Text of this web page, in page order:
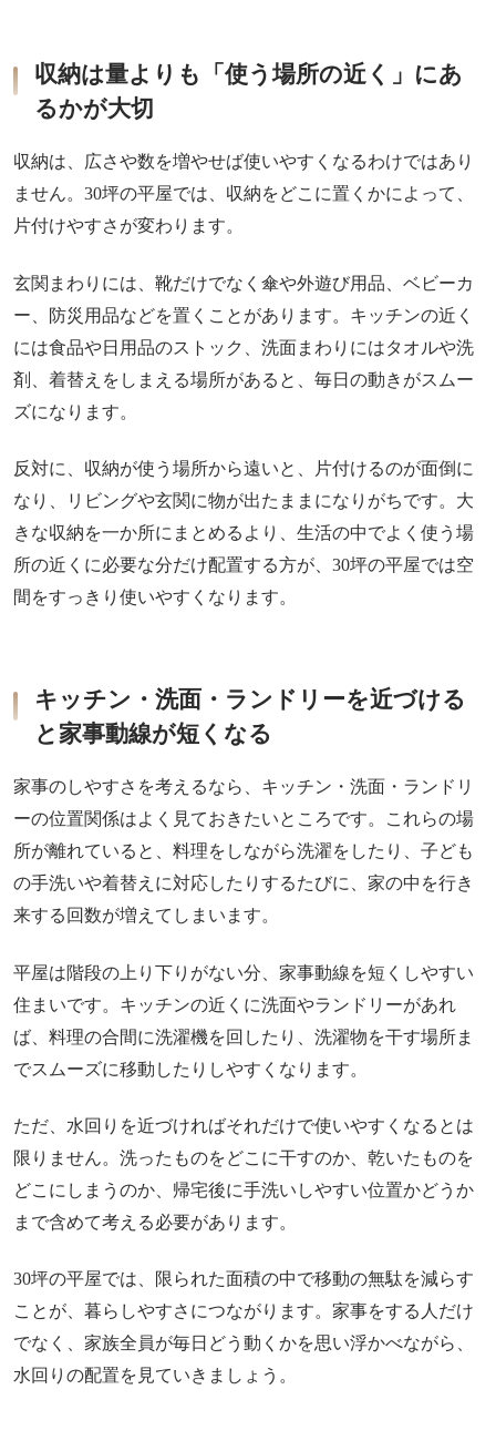
収納は量よりも「使う場所の近く」にあ
るかが大切
収納は、広さや数を増やせば使いやすくなるわけではあり
ません。30坪の平屋では、収納をどこに置くかによって、
片付けやすさが変わります。
玄関まわりには、靴だけでなく傘や外遊び用品、ベビーカ
ー、防災用品などを置くことがあります。キッチンの近く
には食品や日用品のストック、洗面まわりにはタオルや洗
剤、着替えをしまえる場所があると、毎日の動きがスムー
ズになります。
反対に、収納が使う場所から遠いと、片付けるのが面倒に
なり、リビングや玄関に物が出たままになりがちです。大
きな収納を一か所にまとめるより、生活の中でよく使う場
所の近くに必要な分だけ配置する方が、30坪の平屋では空
間をすっきり使いやすくなります。
キッチン・洗面・ランドリーを近づける
と家事動線が短くなる
家事のしやすさを考えるなら、キッチン・洗面・ランドリ
ーの位置関係はよく見ておきたいところです。これらの場
所が離れていると、料理をしながら洗濯をしたり、子ども
の手洗いや着替えに対応したりするたびに、家の中を行き
来する回数が増えてしまいます。
平屋は階段の上り下りがない分、家事動線を短くしやすい
住まいです。キッチンの近くに洗面やランドリーがあれ
ば、料理の合間に洗濯機を回したり、洗濯物を干す場所ま
でスムーズに移動したりしやすくなります。
ただ、水回りを近づければそれだけで使いやすくなるとは
限りません。洗ったものをどこに干すのか、乾いたものを
どこにしまうのか、帰宅後に手洗いしやすい位置かどうか
まで含めて考える必要があります。
30坪の平屋では、限られた面積の中で移動の無駄を減らす
ことが、暮らしやすさにつながります。家事をする人だけ
でなく、家族全員が毎日どう動くかを思い浮かべながら、
水回りの配置を見ていきましょう。